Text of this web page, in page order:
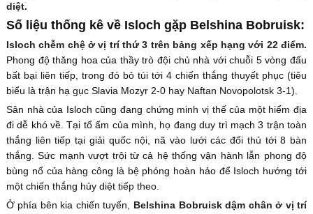
diệt.
Số liệu thống kê về Isloch gặp Belshina Bobruisk:
Isloch chễm chệ ở vị trí thứ 3 trên bảng xếp hạng với 22 điểm.
Phong độ thăng hoa của thầy trò đội chủ nhà với chuỗi 5 vòng đấu
bất bại liên tiếp, trong đó bỏ túi tới 4 chiến thắng thuyết phục (tiêu
biểu là trận hạ gục Slavia Mozyr 2-0 hay Naftan Novopolotsk 3-1).
Sân nhà của Isloch cũng đang chứng minh vị thế của một hiểm địa
đi dễ khó về. Tại tổ ấm của mình, họ đang duy trì mạch 3 trận toàn
thắng liên tiếp tại giải quốc nội, nã vào lưới các đối thủ tới 8 bàn
thắng. Sức mạnh vượt trội từ cả hệ thống vận hành lẫn phong độ
bùng nổ của hàng công là bệ phóng hoàn hảo để Isloch hướng tới
một chiến thắng hủy diệt tiếp theo.
Ở phía bên kia chiến tuyến, Belshina Bobruisk dậm chân ở vị trí